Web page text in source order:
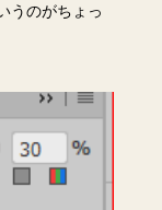
うのがちょっ